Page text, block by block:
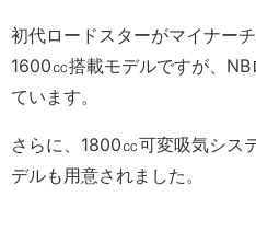
初代ロードスターがマイナー
1600㏄搭載モデルですが、
ています。
さらに、1800㏄可変吸気シス
デルも用意されました。